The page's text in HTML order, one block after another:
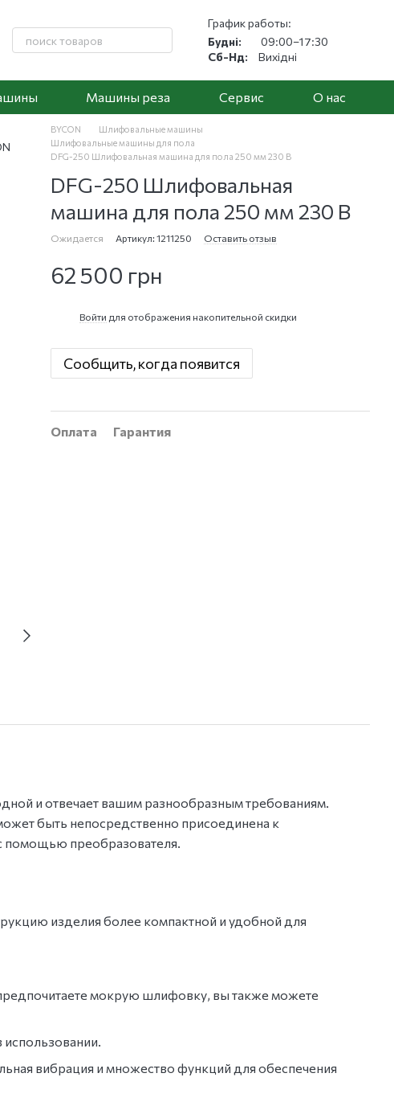
График работы:
Будні:
09:00–17:30
Сб-Нд:
Вихідні
Машины реза Cервис О нас
BYCON
Шлифовальные машины
Шлифовальные машины для пола
DFG-250 Шлифовальная машина для пола 250 мм 230 В
DFG-250 Шлифовальная
машина для пола 250 мм 230 В
Ожидается Артикул: 1211250 Оставить отзыв
62 500 грн
Войти для отображения накопительной скидки
Сообщить, когда появится
Оплата Гарантия
и отвечает вашим разнообразным требованиям.
быть непосредственно присоединена к
преобразователя.
изделия более компактной и удобной для
мокрую шлифовку, вы также можете
вибрация и множество функций для обеспечения